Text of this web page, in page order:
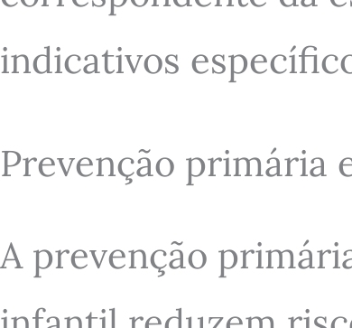
indicativos
Prevenção primária
A prevenção